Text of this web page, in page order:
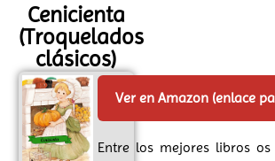
Cenicienta
(Troquelados
clásicos)
Ver en Amazon (enlace
Entre los mejores libros